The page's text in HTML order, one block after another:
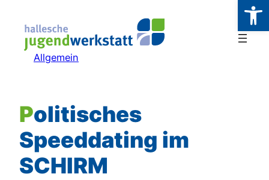
Inhalt
springenAllgemein
Politisches
Speeddating im
SCHIRM